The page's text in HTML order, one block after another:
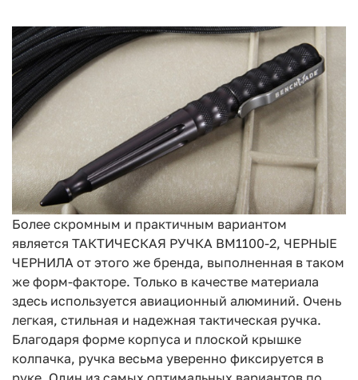
Более скромным и практичным вариантом
является ТАКТИЧЕСКАЯ РУЧКА BM1100-2, ЧЕРНЫЕ
ЧЕРНИЛА от этого же бренда, выполненная в таком
же форм-факторе. Только в качестве материала
здесь используется авиационный алюминий. Очень
легкая, стильная и надежная тактическая ручка.
Благодаря форме корпуса и плоской крышке
колпачка, ручка весьма уверенно фиксируется в